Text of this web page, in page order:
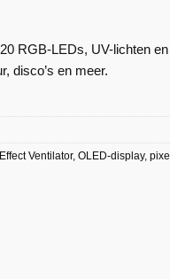
RGB-LEDs, UV-lichten
disco’s en meer.
Ventilator, OLED-display,